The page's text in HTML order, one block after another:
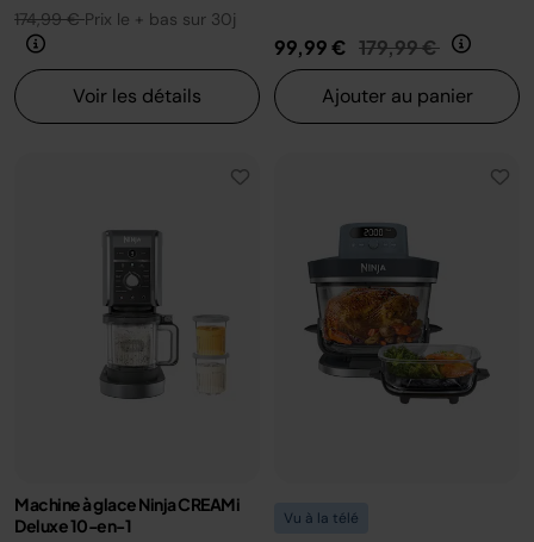
174,99 €Prix le + bas sur 30j
Voir les détails
99,99 € Prix réduit de
179,99 € au
Ajouter au panier
Machine à glace Ninja CREAMi
Deluxe 10-en-1
Vu à la télé